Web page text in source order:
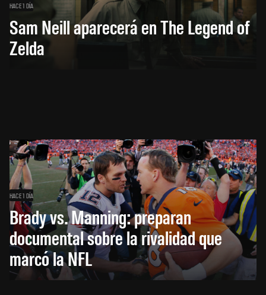
HACE 1 DÍA
Sam Neill aparecerá en The Legend of
Zelda
HACE 1 DÍA
Brady vs. Manning: preparan
documental sobre la rivalidad que
marcó la NFL